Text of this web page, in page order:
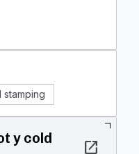
y cold
open_in_new